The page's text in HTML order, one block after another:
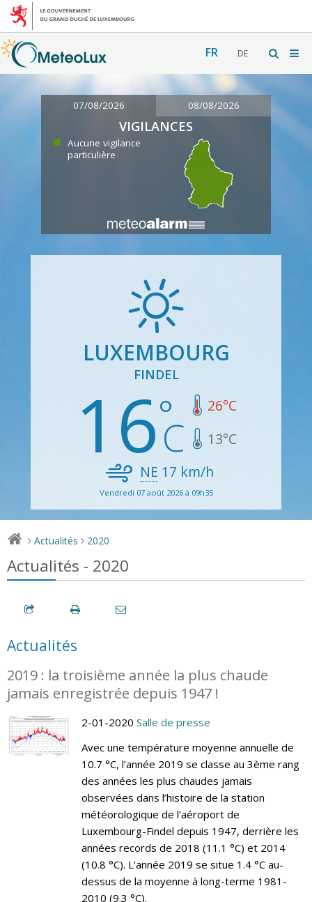
FR DE
07/08/2026 08/08/2026
VIGILANCES
Aucune vigilance
particulière
LUXEMBOURG
FINDEL
16 26°C
13°C
NE 17 km/h
Vendredi 07 août 2026 à 09h35
> Actualités > 2020
Actualités - 2020
Actualités
2019 : la troisième année la plus chaude
jamais enregistrée depuis 1947 !
2-01-2020 Salle de presse
Avec une température moyenne annuelle de
10.7 °C, l’année 2019 se classe au 3ème rang
des années les plus chaudes jamais
observées dans l’histoire de la station
météorologique de l’aéroport de
Luxembourg-Findel depuis 1947, derrière les
années records de 2018 (11.1 °C) et 2014
(10.8 °C). L’année 2019 se situe 1.4 °C au-
dessus de la moyenne à long-terme 1981-
2010 (9.3 °C).